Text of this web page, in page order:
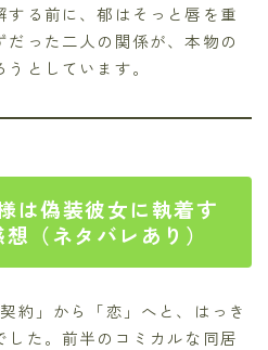
する前に、郁はそっと唇を重
った二人の関係が、本物の
としています。
は偽装彼女に執着す
（ネタバレあり）
約」から「恋」へと、はっき
した。前半のコミカルな同居